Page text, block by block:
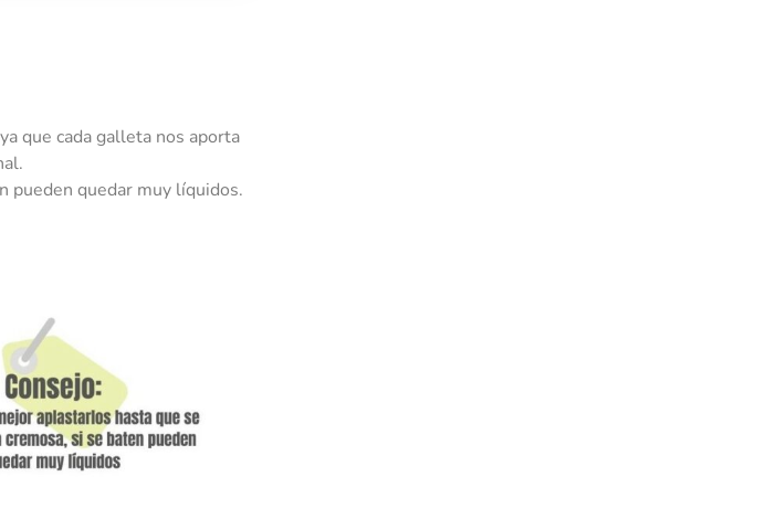
que cada galleta nos aporta
pueden quedar muy líquidos.